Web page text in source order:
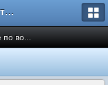
Форум Новостройки
по во...